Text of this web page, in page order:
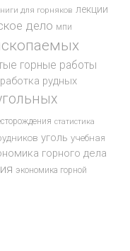
для горняков лекции
дело мпи
горные работы
рудных
статистика
уголь учебная
горного дела
экономика горной